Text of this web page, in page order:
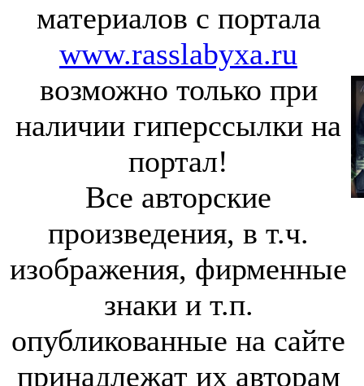
материалов с портала
www.rasslabyxa.ru
возможно только при
наличии гиперссылки на
портал!
Все авторские
произведения, в т.ч.
изображения, фирменные
знаки и т.п.
опубликованные на сайте
принадлежат их авторам